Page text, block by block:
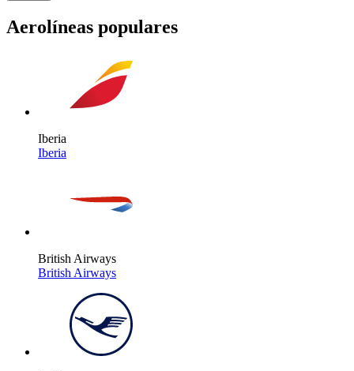
Aerolíneas populares
Iberia
Iberia
British Airways
British Airways